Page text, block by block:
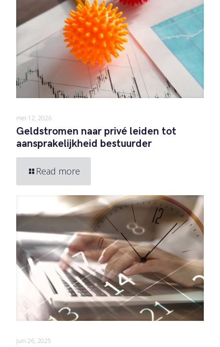
mei 12, 2026
Geldstromen naar privé leiden tot
aansprakelijkheid bestuurder
Read more
juni 26, 2025